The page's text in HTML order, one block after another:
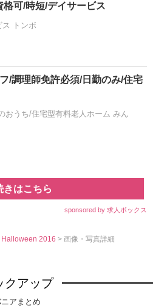
格可/時短/デイサービス
ス トンボ
/調理師免許必須/日勤のみ/住宅
おうち/住宅型有料老人ホーム みん
きはこちら
sponsored by 求人ボックス
Halloween 2016> 画像・写真詳細
クアップ
アまとめ